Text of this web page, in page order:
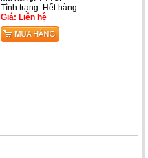
Tình trạng: Hết hàng
Giá: Liên hệ